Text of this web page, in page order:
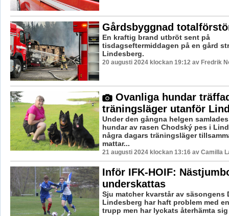
Gårdsbyggnad
En kraftig brand utbröt sent på
tisdagseftermiddagen på en gård
Lindesberg.
20 augusti 2024 klockan 19:12 av Fredrik
Ovanliga hundar
träningsläger utanför
Under den gångna helgen
hundar av rasen Chodský pes i
några dagars träningsläger
mattar...
21 augusti 2024 klockan 13:16 av Camilla
Inför IFK-HOIF:
underskattas
Sju matcher kvarstår av säsongens
Lindesberg har haft problem med
trupp men har lyckats återhämta